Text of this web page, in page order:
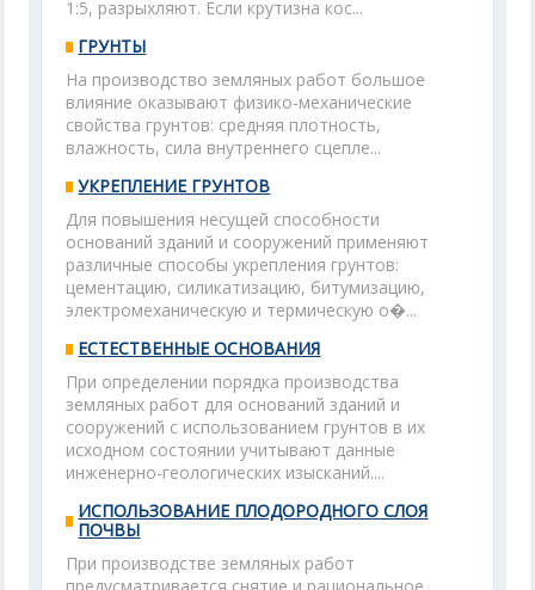
1:5, разрыхляют. Если крутизна кос...
ГРУНТЫ
На производство земляных работ большое
влияние оказывают физико-механические
свойства грунтов: средняя плотность,
влажность, сила внутреннего сцепле...
УКРЕПЛЕНИЕ ГРУНТОВ
Для повышения несущей способности
оснований зданий и сооружений применяют
различные способы укрепления грунтов:
цементацию, силикатизацию, битумизацию,
электромеханическую и термическую о�...
ЕСТЕСТВЕННЫЕ ОСНОВАНИЯ
При определении порядка производства
земляных работ для оснований зданий и
сооружений с использованием грунтов в их
исходном состоянии учитывают данные
инженерно-геологических изысканий....
ИСПОЛЬЗОВАНИЕ ПЛОДОРОДНОГО СЛОЯ
ПОЧВЫ
При производстве земляных работ